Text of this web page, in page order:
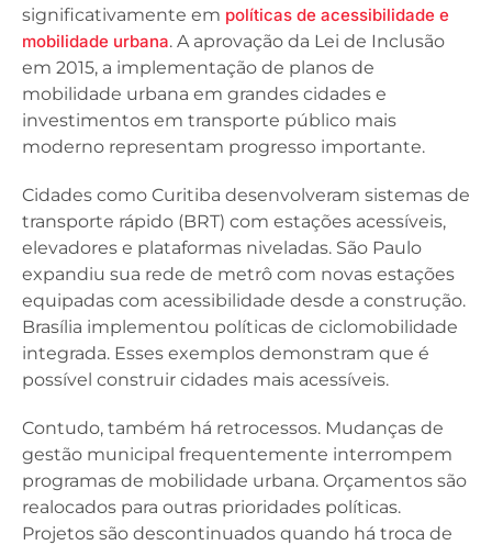
significativamente em políticas de acessibilidade e
mobilidade urbana. A aprovação da Lei de Inclusão
em 2015, a implementação de planos de
mobilidade urbana em grandes cidades e
investimentos em transporte público mais
moderno representam progresso importante.
Cidades como Curitiba desenvolveram sistemas de
transporte rápido (BRT) com estações acessíveis,
elevadores e plataformas niveladas. São Paulo
expandiu sua rede de metrô com novas estações
equipadas com acessibilidade desde a construção.
Brasília implementou políticas de ciclomobilidade
integrada. Esses exemplos demonstram que é
possível construir cidades mais acessíveis.
Contudo, também há retrocessos. Mudanças de
gestão municipal frequentemente interrompem
programas de mobilidade urbana. Orçamentos são
realocados para outras prioridades políticas.
Projetos são descontinuados quando há troca de